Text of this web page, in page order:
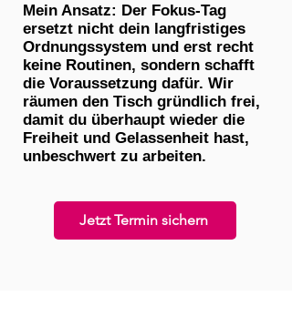
Mein Ansatz: Der Fokus-Tag
ersetzt nicht dein langfristiges
Ordnungssystem und erst recht
keine Routinen, sondern schafft
die Voraussetzung dafür. Wir
räumen den Tisch gründlich frei,
damit du überhaupt wieder die
Freiheit und Gelassenheit hast,
unbeschwert zu arbeiten.
Jetzt Termin sichern